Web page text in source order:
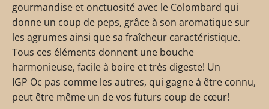
gourmandise et onctuosité avec le Colombard qui
donne un coup de peps, grâce à son aromatique sur
les agrumes ainsi que sa fraîcheur caractéristique.
Tous ces éléments donnent une bouche
harmonieuse, facile à boire et très digeste! Un
IGP Oc pas comme les autres, qui gagne à être connu,
peut être même un de vos futurs coup de cœur!